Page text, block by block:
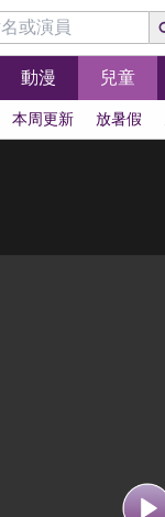
動漫 兒童
本周更新 放暑假